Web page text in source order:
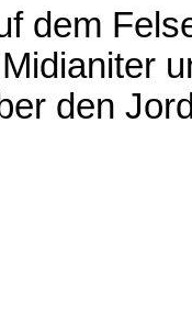
dem
den